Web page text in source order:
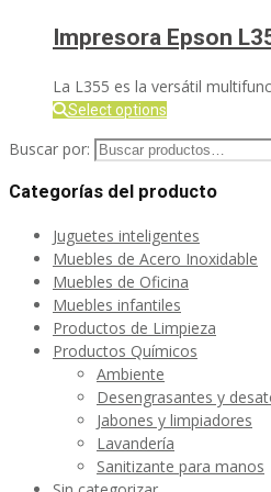
Impresora Epson
La L355 es la versátil
Select options
Buscar por:
Categorías del producto
Juguetes inteligentes
Muebles de Acero Inoxidable
Muebles de Oficina
Muebles infantiles
Productos de Limpieza
Productos Químicos
Ambiente
Desengrasantes y
Jabones y limpiadores
Lavandería
Sanitizante para manos